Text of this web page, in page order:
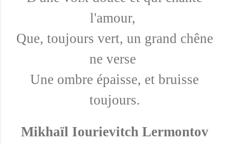
l'amour,
Que, toujours vert, un grand chêne
ne verse
Une ombre épaisse, et bruisse
toujours.
Mikhaïl Iourievitch Lermontov